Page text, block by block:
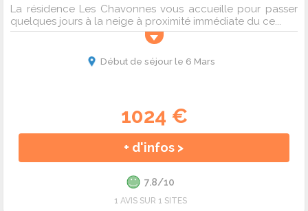
La résidence Les Chavonnes vous accueille pour passer
quelques jours à la neige à proximité immédiate du ce...
Début de séjour le 6 Mars
1024 €
+ d'infos >
7.8/10
1 AVIS SUR 1 SITES